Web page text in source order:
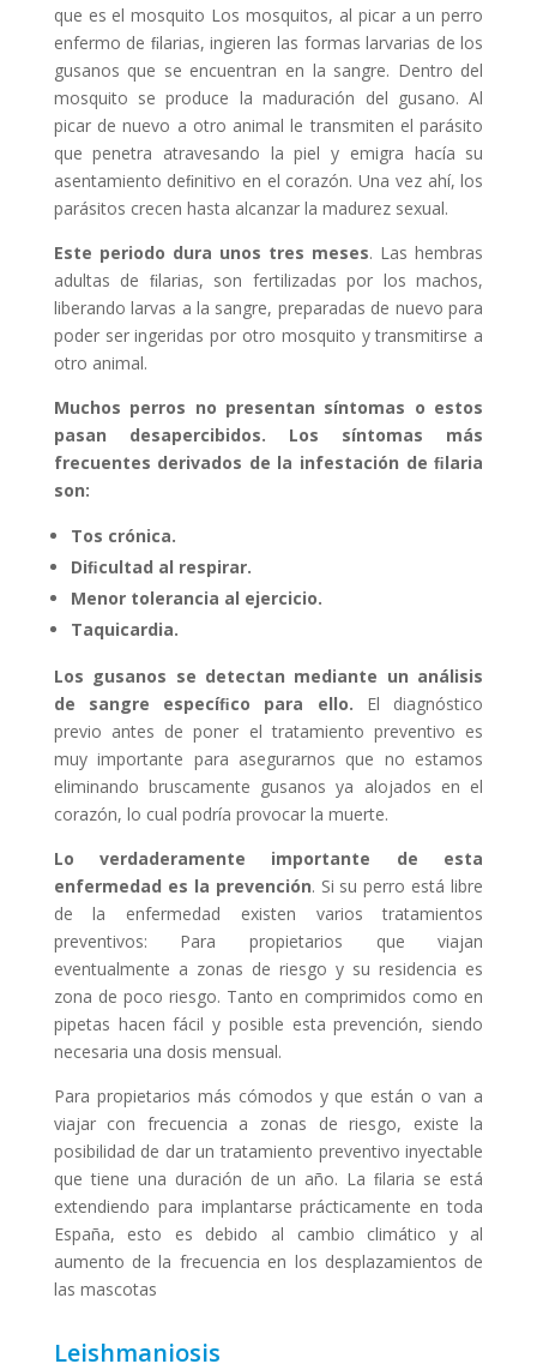
que es el mosquito Los mosquitos, al picar a un perro
enfermo de ﬁlarias, ingieren las formas larvarias de los
gusanos que se encuentran en la sangre. Dentro del
mosquito se produce la maduración del gusano. Al
picar de nuevo a otro animal le transmiten el parásito
que penetra atravesando la piel y emigra hacía su
asentamiento deﬁnitivo en el corazón. Una vez ahí, los
parásitos crecen hasta alcanzar la madurez sexual.
Este periodo dura unos tres meses. Las hembras
adultas de ﬁlarias, son fertilizadas por los machos,
liberando larvas a la sangre, preparadas de nuevo para
poder ser ingeridas por otro mosquito y transmitirse a
otro animal.
Muchos perros no presentan síntomas o estos
pasan desapercibidos. Los síntomas más
frecuentes derivados de la infestación de ﬁlaria
son:
Tos crónica.
Diﬁcultad al respirar.
Menor tolerancia al ejercicio.
Taquicardia.
Los gusanos se detectan mediante un análisis
de sangre especíﬁco para ello. El diagnóstico
previo antes de poner el tratamiento preventivo es
muy importante para asegurarnos que no estamos
eliminando bruscamente gusanos ya alojados en el
corazón, lo cual podría provocar la muerte.
Lo verdaderamente importante de esta
enfermedad es la prevención. Si su perro está libre
de la enfermedad existen varios tratamientos
preventivos: Para propietarios que viajan
eventualmente a zonas de riesgo y su residencia es
zona de poco riesgo. Tanto en comprimidos como en
pipetas hacen fácil y posible esta prevención, siendo
necesaria una dosis mensual.
Para propietarios más cómodos y que están o van a
viajar con frecuencia a zonas de riesgo, existe la
posibilidad de dar un tratamiento preventivo inyectable
que tiene una duración de un año. La ﬁlaria se está
extendiendo para implantarse prácticamente en toda
España, esto es debido al cambio climático y al
aumento de la frecuencia en los desplazamientos de
las mascotas
Leishmaniosis